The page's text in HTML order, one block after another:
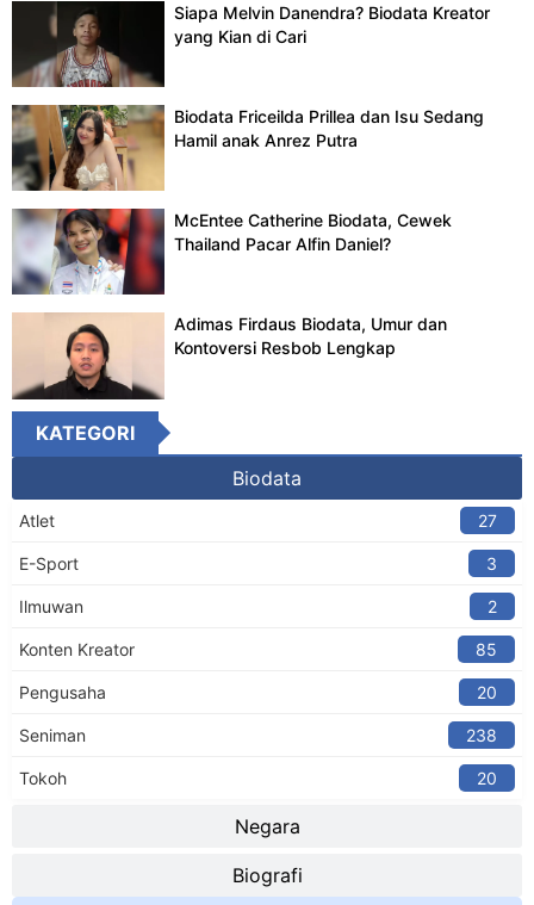
Siapa Melvin Danendra? Biodata Kreator
yang Kian di Cari
Biodata Friceilda Prillea dan Isu Sedang
Hamil anak Anrez Putra
McEntee Catherine Biodata, Cewek
Thailand Pacar Alfin Daniel?
Adimas Firdaus Biodata, Umur dan
Kontoversi Resbob Lengkap
KATEGORI
Biodata
Negara
Biografi
Atlet 27
E-Sport 3
Ilmuwan 2
Konten Kreator​ 85
Pengusaha 20
Seniman 238
Tokoh 20